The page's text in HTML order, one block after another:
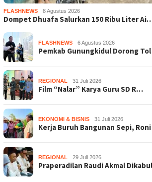
FLASHNEWS 8 Agustus 2026
Dompet Dhuafa Salurkan 150 Ribu Liter
FLASHNEWS 6 Agustus 2026
Pemkab Gunungkidul Dorong
REGIONAL 31 Juli 2026
Film “Nalar” Karya Guru SD R…
EKONOMI & BISNIS 31 Juli 2026
Kerja Buruh Bangunan Sepi,
REGIONAL 29 Juli 2026
Praperadilan Raudi Akmal